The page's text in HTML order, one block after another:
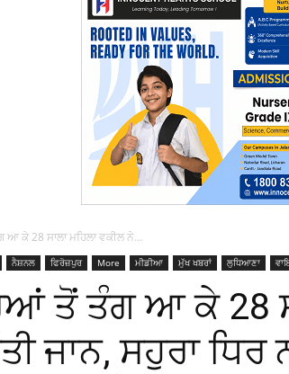
ਕੇ 28 ਸਾਲਾ ਮਹਿਲਾ ਵਕੀਲ ਨੇ...
ਨੈਸ਼ਨਲ ਫਿਰੋਜ਼ਪੁਰ More ਮੀਡੀਆ ਮੁੱਖ ਖਬਰਾਂ ਲੁਧਿਆਣਾ
ਤੋਂ ਤੰਗ ਆ ਕੇ 28
ਜਾਨ, ਸਹੁਰਾ ਧਿਰ